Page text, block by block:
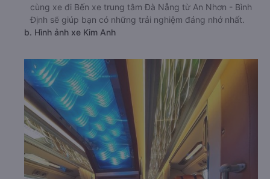
cùng xe đi Bến xe trung tâm Đà Nẵng từ An Nhơn - Bình
Định sẽ giúp bạn có những trải nghiệm đáng nhớ nhất.
b. Hình ảnh xe Kim Anh